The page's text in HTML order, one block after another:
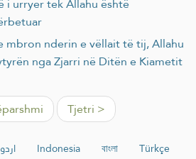
i urryer tek Allahu është
mbron nderin e vëllait të tij, Allahu
nga Zjarri në Ditën e Kiametit
Tjetri >
اردو Indonesia বাংলা
Türkçe